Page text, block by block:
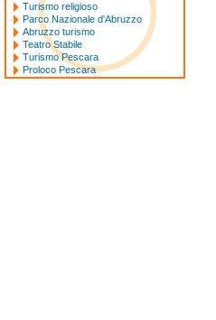
Turismo religioso
Parco Nazionale d'Abruzzo
Abruzzo turismo
Teatro Stabile
Turismo Pescara
Proloco Pescara